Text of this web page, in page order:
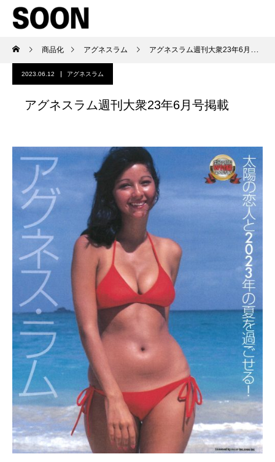
商品化 アグネスラム アグネスラム週刊大衆23年6月号掲載
2023.06.12 アグネスラム
アグネスラム週刊大衆23年6月号掲載